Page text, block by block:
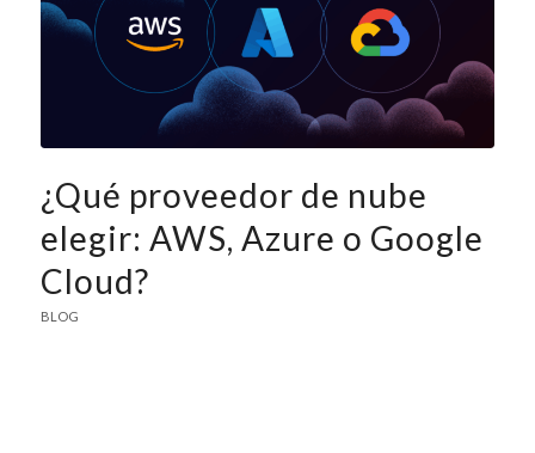
¿Qué proveedor de nube
elegir: AWS, Azure o Google
Cloud?
BLOG